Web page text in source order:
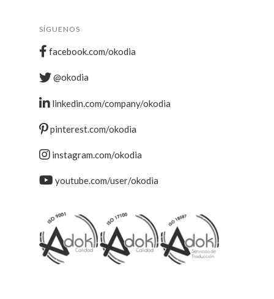
SÍGUENOS
facebook.com/okodia
@okodia
linkedin.com/company/okodia
pinterest.com/okodia
instagram.com/okodia
youtube.com/user/okodia